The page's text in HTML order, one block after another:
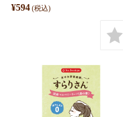
¥594 (税込)